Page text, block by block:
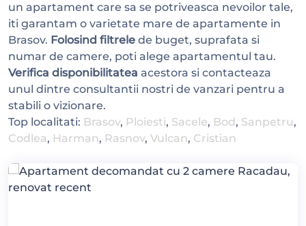
un apartament care sa se potriveasca nevoilor tale,
iti garantam o varietate mare de apartamente in
Brasov. Folosind filtrele de buget, suprafata si
numar de camere, poti alege apartamentul tau.
Verifica disponibilitatea acestora si contacteaza
unul dintre consultantii nostri de vanzari pentru a
stabili o vizionare.
Top localitati: Brasov, Ploiesti, Sacele, Bod , Sanpetru,
Codlea, Harman, Rasnov, Vulcan, Cristian